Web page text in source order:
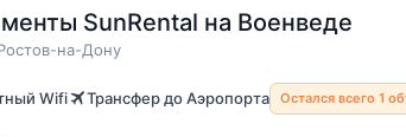
SunRental на Военведе
на-Дону
Wifi Трансфер до Аэропорта Остался всего 1